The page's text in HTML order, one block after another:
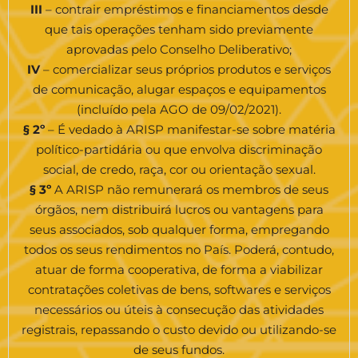
III– contrair empréstimos e financiamentos desde
que tais operações tenham sido previamente
aprovadas pelo Conselho Deliberativo;
IV– comercializar seus próprios produtos e serviços
de comunicação, alugar espaços e equipamentos
(incluído pela AGO de 09/02/2021).
§ 2º– É vedado à ARISP manifestar-se sobre matéria
político-partidária ou que envolva discriminação
social, de credo, raça, cor ou orientação sexual.
§ 3º A ARISP não remunerará os membros de seus
órgãos, nem distribuirá lucros ou vantagens para
seus associados, sob qualquer forma, empregando
todos os seus rendimentos no País. Poderá, contudo,
atuar de forma cooperativa, de forma a viabilizar
contratações coletivas de bens, softwares e serviços
necessários ou úteis à consecução das atividades
registrais, repassando o custo devido ou utilizando-se
de seus fundos.